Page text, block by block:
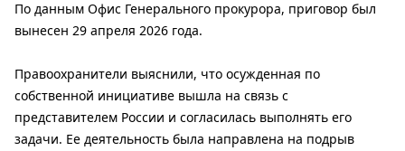
По данным Офис Генерального прокурора, приговор был
вынесен 29 апреля 2026 года.
Правоохранители выяснили, что осужденная по
собственной инициативе вышла на связь с
представителем России и согласилась выполнять его
задачи. Ее деятельность была направлена ​​на подрыв